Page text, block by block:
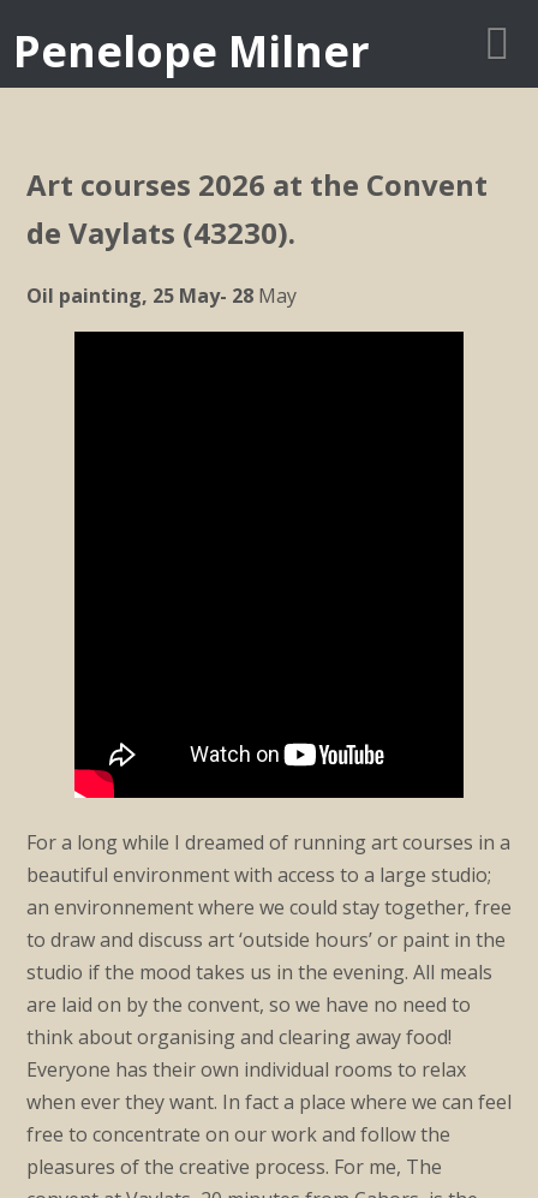
Penelope Milner
Art courses 2026 at the Convent
de Vaylats (43230).
Oil painting, 25 May- 28May
For a long while I dreamed of running art courses in a
beautiful environment with access to a large studio;
an environnement where we could stay together, free
to draw and discuss art ‘outside hours’ or paint in the
studio if the mood takes us in the evening. All meals
are laid on by the convent, so we have no need to
think about organising and clearing away food!
Everyone has their own individual rooms to relax
when ever they want. In fact a place where we can feel
free to concentrate on our work and follow the
pleasures of the creative process. For me, The